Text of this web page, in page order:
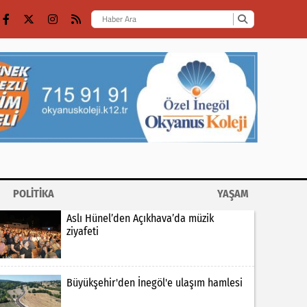
POLİTİKA
YAŞAM
Aslı Hünel’den Açıkhava’da müzik
ziyafeti
Büyükşehir'den İnegöl'e ulaşım hamlesi